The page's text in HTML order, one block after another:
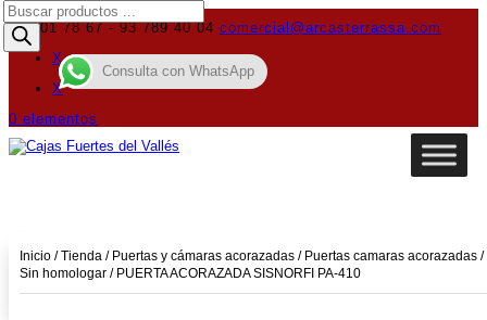
619 01 78 67 - 93 789 40 04 comercial@arcasterrassa.com
X
X
0 elementos
Búsqueda
de
productos
Inicio /Tienda / Puertas y cámaras acorazadas / Puertas camaras acorazadas /
Sin homologar / PUERTA ACORAZADA SISNORFI PA-410
Consulta con WhatsApp